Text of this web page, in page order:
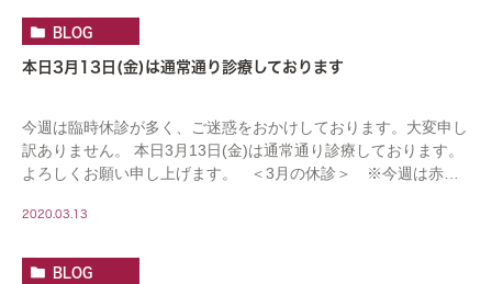
BLOG
本日3月13日(金)は通常通り診療しております
今週は臨時休診が多く、ご迷惑をおかけしております。大変申し
訳ありません。 本日3月13日(金)は通常通り診療しております。
よろしくお願い申し上げます。 ＜3月の休診＞ ※今週は赤字
2020.03.13
BLOG